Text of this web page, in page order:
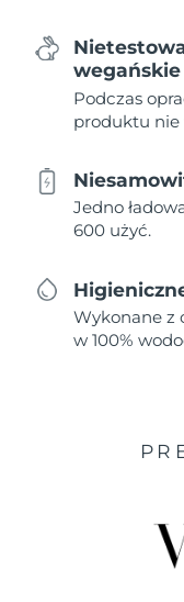
wegańskie
Podczas
produktu nie
Jedno
600 użyć.
Wykonane z
w 100%